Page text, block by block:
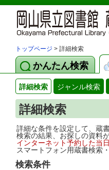
トップページ > 詳細検索
かんたん検索
詳細検索 ジャンル検索
詳細検索
詳細な条件を設定して、蔵
検索の結果、お探しの資料
インターネット予約した当
スマートフォン用蔵書検索
検索条件